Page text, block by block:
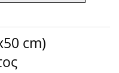
cm)